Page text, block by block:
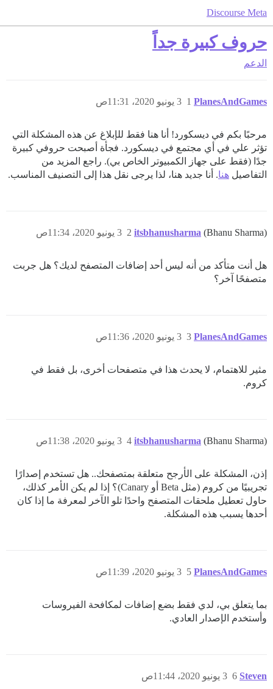
Discourse Meta
حروف كبيرة جداً
الدعم
PlanesAndGames 3 يونيو 2020، 11:31ص 1
مرحبًا بكم في ديسكورد! أنا هنا فقط للإبلاغ عن هذه المشكلة التي
تؤثر علي في أي مجتمع في ديسكورد. فجأة أصبحت حروفي كبيرة
جدًا (فقط على جهاز الكمبيوتر الخاص بي). راجع المزيد من
التفاصيل هنا. أنا جديد هنا، لذا يرجى نقل هذا إلى التصنيف المناسب.
itsbhanusharma (Bhanu Sharma) 3 يونيو 2020، 11:34ص 2
هل أنت متأكد من أنه ليس أحد إضافات المتصفح لديك؟ هل جربت
متصفحًا آخر؟
PlanesAndGames 3 يونيو 2020، 11:36ص 3
مثير للاهتمام، لا يحدث هذا في متصفحات أخرى، بل فقط في
كروم.
itsbhanusharma (Bhanu Sharma) 3 يونيو 2020، 11:38ص 4
إذن، المشكلة على الأرجح متعلقة بمتصفحك.. هل تستخدم إصدارًا
تجريبيًا من كروم (مثل Beta أو Canary)؟ إذا لم يكن الأمر كذلك،
حاول تعطيل ملحقات المتصفح واحدًا تلو الآخر لمعرفة ما إذا كان
أحدها يسبب هذه المشكلة.
PlanesAndGames 3 يونيو 2020، 11:39ص 5
بما يتعلق بي، لدي فقط بضع إضافات لمكافحة الفيروسات
وأستخدم الإصدار العادي.
Steven 3 يونيو 2020، 11:44ص 6